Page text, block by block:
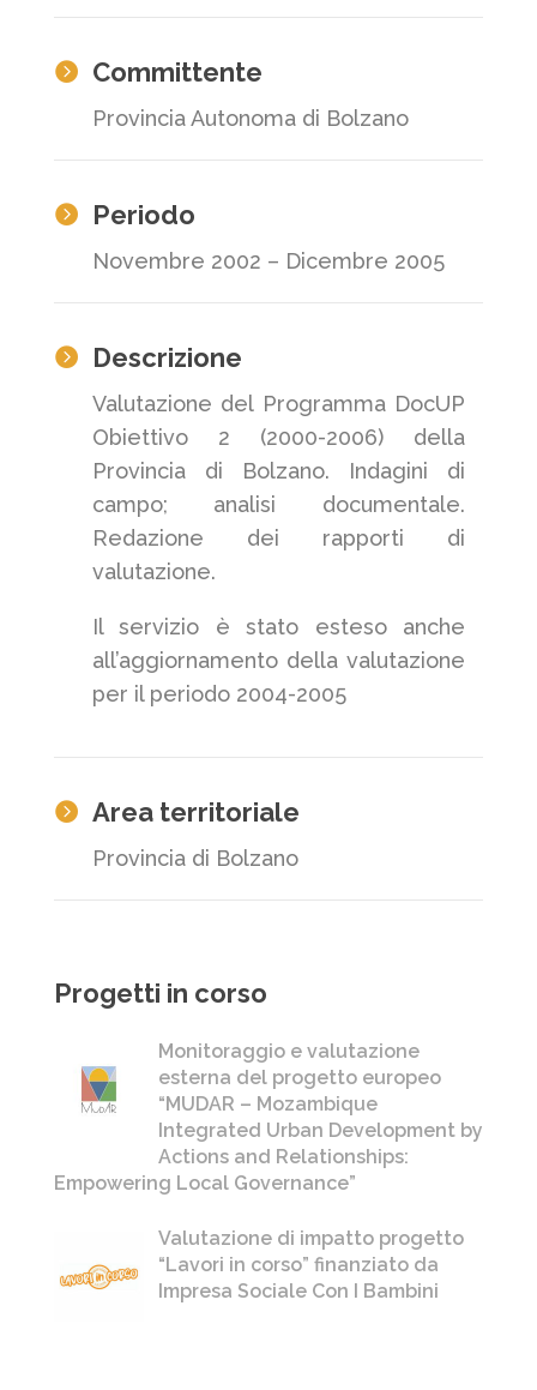
 Committente
Provincia Autonoma di Bolzano
 Periodo
Novembre 2002 – Dicembre 2005
 Descrizione
Valutazione del Programma DocUP
Obiettivo 2 (2000-2006) della
Provincia di Bolzano. Indagini di
campo; analisi documentale.
Redazione dei rapporti di
valutazione.
Il servizio è stato esteso anche
all’aggiornamento della valutazione
per il periodo 2004-2005
 Area territoriale
Provincia di Bolzano
Progetti in corso
Monitoraggio e valutazione
esterna del progetto europeo
“MUDAR – Mozambique
Integrated Urban Development by
Actions and Relationships:
Empowering Local Governance”
Valutazione di impatto progetto
“Lavori in corso” finanziato da
Impresa Sociale Con I Bambini